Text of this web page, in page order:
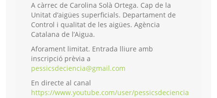
A càrrec de Carolina Solà Ortega. Cap de la
Unitat d’aigües superficials. Departament de
Control i qualitat de les aigües. Agència
Catalana de l’Aigua.
Aforament limitat. Entrada lliure amb
inscripció prèvia a
pessicsdeciencia@gmail.com
En directe al canal
https://www.youtube.com/user/pessicsdeciencia